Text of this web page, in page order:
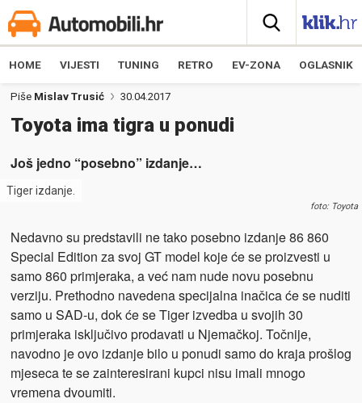
HOME VIJESTI TUNING RETRO EV-ZONA OGLASNIK
Piše Mislav Trusić 30.04.2017
Toyota ima tigra u ponudi
Još jedno “posebno” izdanje…
Tiger izdanje.
foto: Toyota
Nedavno su predstavili ne tako posebno izdanje 86 860
Special Edition za svoj GT model koje će se proizvesti u
samo 860 primjeraka, a već nam nude novu posebnu
verziju. Prethodno navedena specijalna inačica će se nuditi
samo u SAD-u, dok će se Tiger izvedba u svojih 30
primjeraka isključivo prodavati u Njemačkoj. Točnije,
navodno je ovo izdanje bilo u ponudi samo do kraja prošlog
mjeseca te se zainteresirani kupci nisu imali mnogo
vremena dvoumiti.